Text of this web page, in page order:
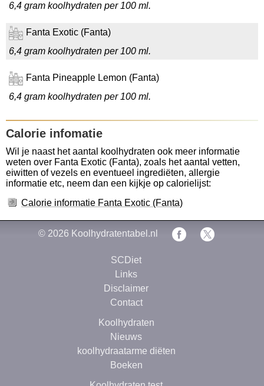
6,4 gram koolhydraten per 100 ml.
Fanta Exotic (Fanta)
6,4 gram koolhydraten per 100 ml.
Fanta Pineapple Lemon (Fanta)
6,4 gram koolhydraten per 100 ml.
Calorie infomatie
Wil je naast het aantal koolhydraten ook meer informatie
weten over Fanta Exotic (Fanta), zoals het aantal vetten,
eiwitten of vezels en eventueel ingrediëten, allergie
informatie etc, neem dan een kijkje op calorielijst:
Calorie informatie Fanta Exotic (Fanta)
© 2026 Koolhydratentabel.nl
SCDiet
Links
Disclaimer
Contact
Koolhydraten
Nieuws
koolhydraatarme diëten
Boeken